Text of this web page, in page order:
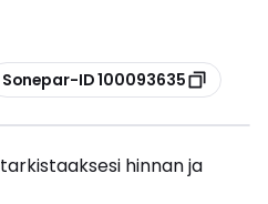
Sonepar-ID 100093635
hinnan ja